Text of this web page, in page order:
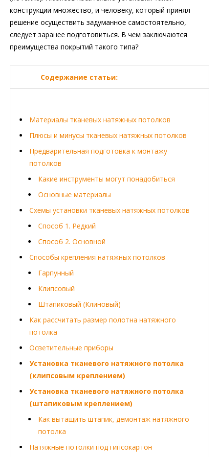
конструкции множество, и человеку, который принял
решение осуществить задуманное самостоятельно,
следует заранее подготовиться. В чем заключаются
преимущества покрытий такого типа?
Содержание статьи:
Материалы тканевых натяжных потолков
Плюсы и минусы тканевых натяжных потолков
Предварительная подготовка к монтажу
потолков
Какие инструменты могут понадобиться
Основные материалы
Схемы установки тканевых натяжных потолков
Способ 1. Редкий
Способ 2. Основной
Способы крепления натяжных потолков
Гарпунный
Клипсовый
Штапиковый (Клиновый)
Как рассчитать размер полотна натяжного
потолка
Осветительные приборы
Установка тканевого натяжного потолка
(клипсовым креплением)
Установка тканевого натяжного потолка
(штапиковым креплением)
Как вытащить штапик, демонтаж натяжного
потолка
Натяжные потолки под гипсокартон